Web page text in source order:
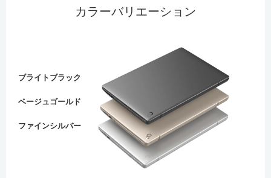
カラーバリエーション
ブライトブラック
ベージュゴールド
ファインシルバー